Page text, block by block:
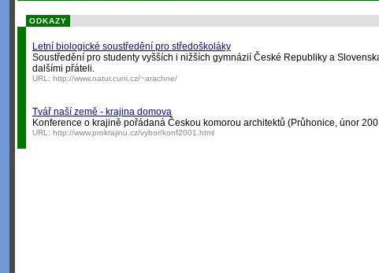
ODKAZY
Letní biologické soustředění pro středoškoláky
Soustředění pro studenty vyšších i nižších gymnázií České Republiky a
dalšími přáteli.
URL: http://www.natur.cuni.cz/~arachne/
Tvář naší země - krajina domova
Konference o krajině pořádaná Českou komorou architektů (Průhonice, únor
URL: http://www.prokrajinu.cz/vybor/konf2001.html